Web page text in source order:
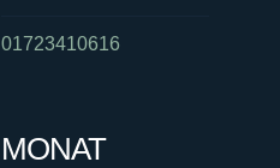
01723410616
MONAT